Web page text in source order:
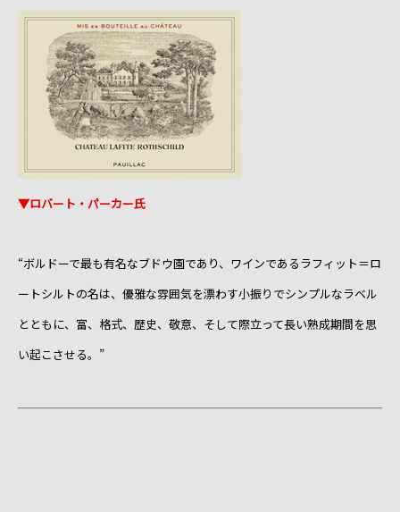
▼ロバート・パーカー氏
“ボルドーで最も有名なブドウ園であり、ワインであるラフィット＝ロ
ートシルトの名は、優雅な雰囲気を漂わす小振りでシンプルなラベル
とともに、富、格式、歴史、敬意、そして際立って長い熟成期間を思
い起こさせる。”